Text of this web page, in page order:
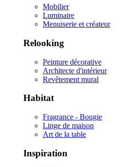
Mobilier
Luminaire
Menuiserie et créateur
Relooking
Peinture décorative
Architecte d'intérieur
Revêtement mural
Habitat
Fragrance - Bougie
Linge de maison
Art de la table
Inspiration